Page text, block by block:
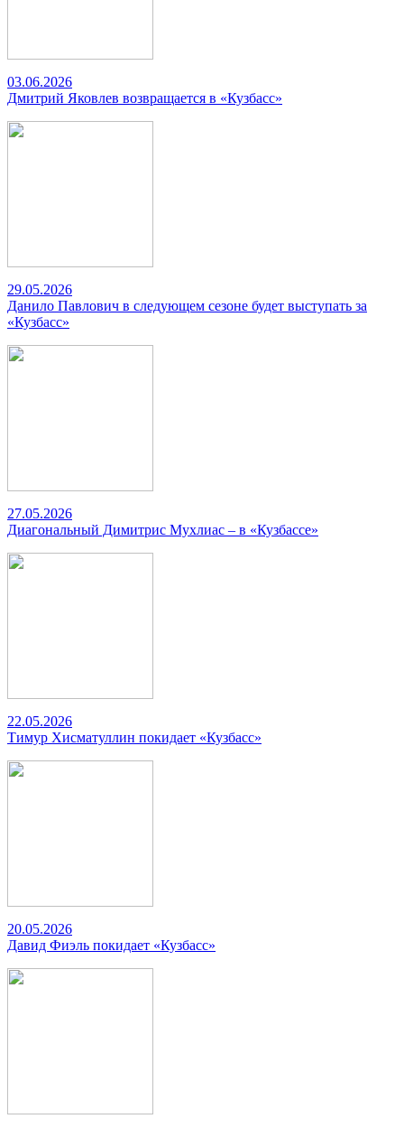
03.06.2026
Дмитрий Яковлев возвращается в «Кузбасс»
29.05.2026
Данило Павлович в следующем сезоне будет выступать за
«Кузбасс»
27.05.2026
Диагональный Димитрис Мухлиас – в «Кузбассе»
22.05.2026
Тимур Хисматуллин покидает «Кузбасс»
20.05.2026
Давид Фиэль покидает «Кузбасс»